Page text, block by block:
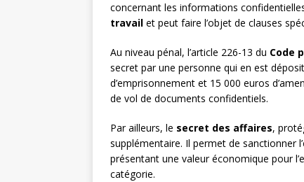
concernant les informations
travail et peut faire l’objet de clauses
Au niveau pénal, l’article 226-13 du Code
secret par une personne qui en est
d’emprisonnement et 15 000 euros
de vol de documents confidentiels.
Par ailleurs, le secret des affaires,
supplémentaire. Il permet de sanctionner
présentant une valeur économique pour
catégorie.